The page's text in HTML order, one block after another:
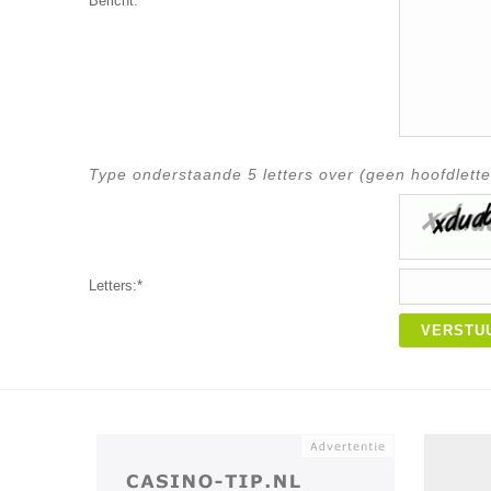
Type onderstaande 5 letters over (geen
Letters:*